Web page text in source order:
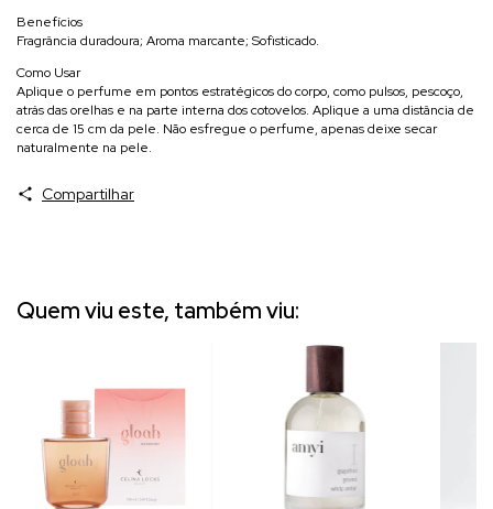
Benefícios
Fragrância duradoura; Aroma marcante; Sofisticado.
Como Usar
Aplique o perfume em pontos estratégicos do corpo, como pulsos, pescoço,
atrás das orelhas e na parte interna dos cotovelos. Aplique a uma distância de
cerca de 15 cm da pele. Não esfregue o perfume, apenas deixe secar
naturalmente na pele.
Compartilhar
Quem viu este, também viu: